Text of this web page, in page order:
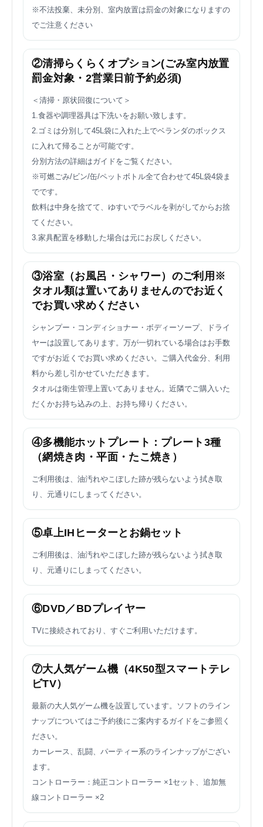
※不法投棄、未分別、室内放置は罰金の対象になりますの
でご注意ください
②清掃らくらくオプション(ごみ室内放置
罰金対象・2営業日前予約必須)
＜清掃・原状回復について＞
1.食器や調理器具は下洗いをお願い致します。
2.ゴミは分別して45L袋に入れた上でベランダのボックス
に入れて帰ることが可能です。
分別方法の詳細はガイドをご覧ください。
※可燃ごみ/ビン/缶/ペットボトル全て合わせて45L袋4袋ま
でです。
飲料は中身を捨てて、ゆすいでラベルを剥がしてからお捨
てください。
3.家具配置を移動した場合は元にお戻しください。
③浴室（お風呂・シャワー）のご利用※
タオル類は置いてありませんのでお近く
でお買い求めください
シャンプー・コンディショナー・ボディーソープ、ドライ
ヤーは設置してあります。万が一切れている場合はお手数
ですがお近くでお買い求めください。ご購入代金分、利用
料から差し引かせていただきます。
タオルは衛生管理上置いてありません。近隣でご購入いた
だくかお持ち込みの上、お持ち帰りください。
④多機能ホットプレート：プレート3種
（網焼き肉・平面・たこ焼き）
ご利用後は、油汚れやこぼした跡が残らないよう拭き取
り、元通りにしまってください。
⑤卓上IHヒーターとお鍋セット
ご利用後は、油汚れやこぼした跡が残らないよう拭き取
り、元通りにしまってください。
⑥DVD／BDプレイヤー
TVに接続されており、すぐご利用いただけます。
⑦大人気ゲーム機（4K50型スマートテレ
ビTV）
最新の大人気ゲーム機を設置しています。ソフトのライン
ナップについてはご予約後にご案内するガイドをご参照く
ださい。
カーレース、乱闘、パーティー系のラインナップがござい
ます。
コントローラー：純正コントローラー ×1セット、追加無
線コントローラー ×2